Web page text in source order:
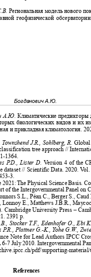
Региональная модель нового
геофизической
Богданович А.Ю.
А.Ю. Климатические
биологических видов и их
и прикладная климатология.
Townshend J.R., Sohlberg, R.
tree approach //
1364.
P.D., Lister D. Version 4 of the
dataset // Scientific Data. 2020.Vol.
3.
2021: The Physical Science Basis.
of the Intergovernmental Panel on
S.L., Péan C., Berger S.,
E., Matthews J.B.R.,
Cambridge University Press –
2391 p.
Stocker T.F. , Edenhofer O.,
P.R., Plattner G.-K., Yohe G.W.,
Note for Lead Authors IPCC
7 July 2010. Intergovernmental
pdf/supporting-
References